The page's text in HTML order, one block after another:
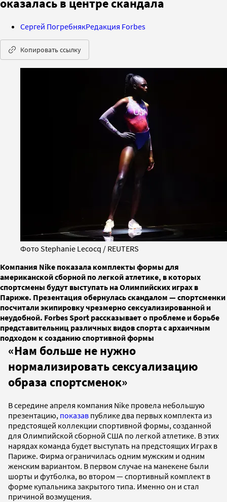
оказалась в центре скандала
Сергей ПогребнякРедакция Forbes
Копировать ссылку
Фото Stephanie Lecocq / REUTERS
Компания Nike показала комплекты формы для
американской сборной по легкой атлетике, в которых
спортсмены будут выступать на Олимпийских играх в
Париже. Презентация обернулась скандалом — спортсменки
посчитали экипировку чрезмерно сексуализированной и
неудобной. Forbes Sport рассказывает о проблеме и борьбе
представительниц различных видов спорта с архаичным
подходом к созданию спортивной формы
«Нам больше не нужно
нормализировать сексуализацию
образа спортсменок»
В середине апреля компания Nike провела небольшую
презентацию, показав публике два первых комплекта из
предстоящей коллекции спортивной формы, созданной
для Олимпийской сборной США по легкой атлетике. В этих
нарядах команда будет выступать на предстоящих Играх в
Париже. Фирма ограничилась одним мужским и одним
женским вариантом. В первом случае на манекене были
шорты и футболка, во втором — спортивный комплект в
форме купальника закрытого типа. Именно он и стал
причиной возмущения.